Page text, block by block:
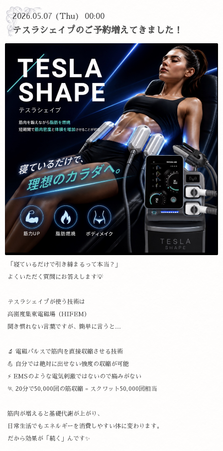
2026.05.07 (Thu) 00:00
テスラシェイプのご予約増えてきました！
「寝ているだけで引き締まるって本当？」
よくいただく質問にお答えします💡
テスラシェイプが使う技術は
高密度集束電磁場（HIFEM）
聞き慣れない言葉ですが、簡単に言うと…
🔬 電磁パルスで筋肉を直接収縮させる技術
💪 自分では絶対に出せない強度の収縮が可能
⚡ EMSのような電気刺激ではないので痛みがない
🏃 20分で50,000回の筋収縮 = スクワット50,000回相当
筋肉が増えると基礎代謝が上がり、
日常生活でもエネルギーを消費しやすい体に変わります。
だから効果が「続く」んです✨